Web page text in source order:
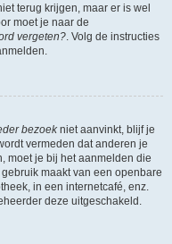
terug krijgen, maar er is wel
moet je naar de
vergeten? . Volg de instructies
bezoekniet aanvinkt, blijf je
vermeden dat anderen je
moet je bij het aanmelden die
maakt van een openbare
in een internetcafé, enz.
deze uitgeschakeld.